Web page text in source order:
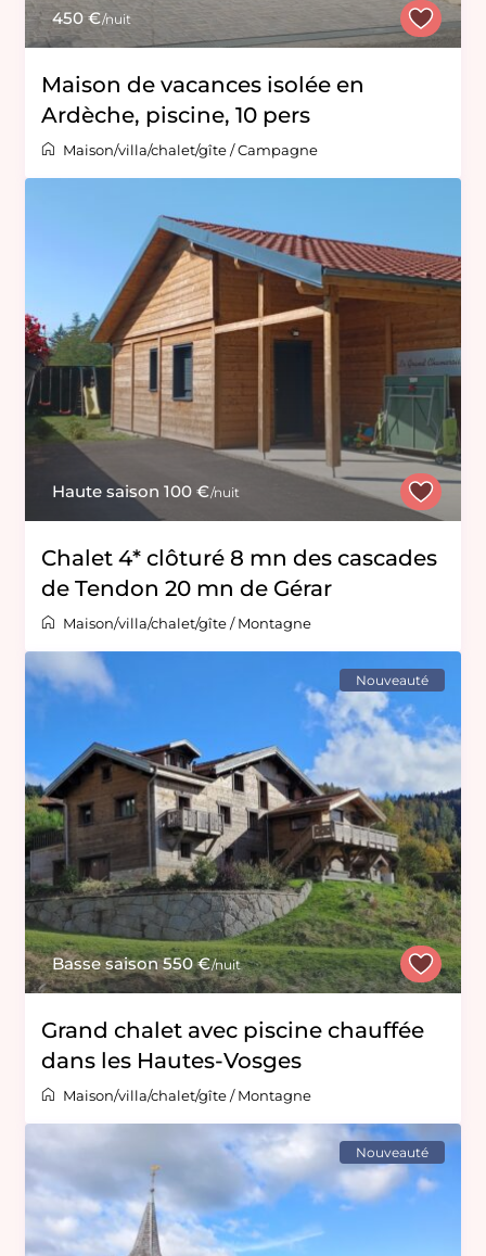
450 €/nuit
Maison de vacances isolée en
Ardèche, piscine, 10 pers
Maison/villa/chalet/gîte/Campagne
Haute saison 100 €/nuit
Chalet 4* clôturé 8 mn des cascades
de Tendon 20 mn de Gérar
Maison/villa/chalet/gîte/Montagne
Basse saison 550 €/nuit
Nouveauté
Grand chalet avec piscine chauffée
dans les Hautes-Vosges
Maison/villa/chalet/gîte/Montagne
Nouveauté